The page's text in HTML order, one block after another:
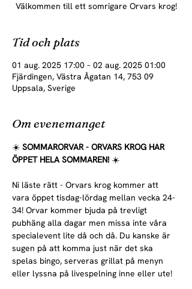
Välkommen till ett somrigare Orvars krog!
Tid och plats
01 aug. 2025 17:00 – 02 aug. 2025 01:00
Fjärdingen, Västra Ågatan 14, 753 09
Uppsala, Sverige
Om evenemanget
☀️ SOMMARORVAR - ORVARS KROG HAR
ÖPPET HELA SOMMAREN! ☀️
Ni läste rätt - Orvars krog kommer att
vara öppet tisdag-lördag mellan vecka 24-
34! Orvar kommer bjuda på trevligt
pubhäng alla dagar men missa inte våra
specialevent lite då och då. Du kanske är
sugen på att komma just när det ska
spelas bingo, serveras grillat på menyn
eller lyssna på livespelning inne eller ute!